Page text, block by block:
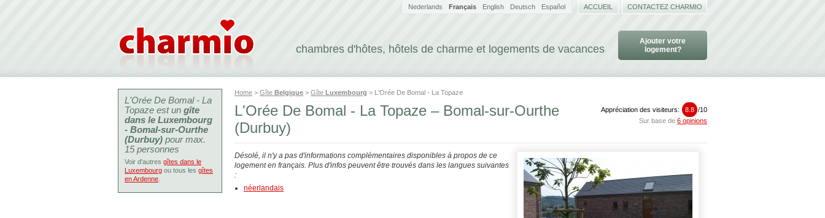
chambres d'hôtes, hôtels de charme et logements de vacances
Ajouter votre
logement?
Nederlands Français English Deutsch Español ACCUEIL CONTACTEZ CHARMIO
Home > Gîte Belgique > Gîte Luxembourg > L'Orée De Bomal - La Topaze
Appréciation des visiteurs: 8.8 /10
Sur base de 6 opinions
L'Orée De Bomal - La Topaze – Bomal-sur-Ourthe
(Durbuy)
Désolé, il n'y a pas d'informations complémentaires disponibles à propos de ce
logement en français. Plus d'infos peuvent être trouvés dans les langues suivantes
:
néerlandais
L'Orée De Bomal - La
Topaze est un gîte
dans le Luxembourg
- Bomal-sur-Ourthe
(Durbuy) pour max.
15 personnes
Voir d'autres gîtes dans le
Luxembourg ou tous les gîtes
en Ardenne